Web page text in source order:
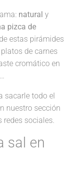
natural y
pizca de
estas pirámides
de carnes
cromático en
sacarle todo el
nuestro sección
redes sociales.
sal en